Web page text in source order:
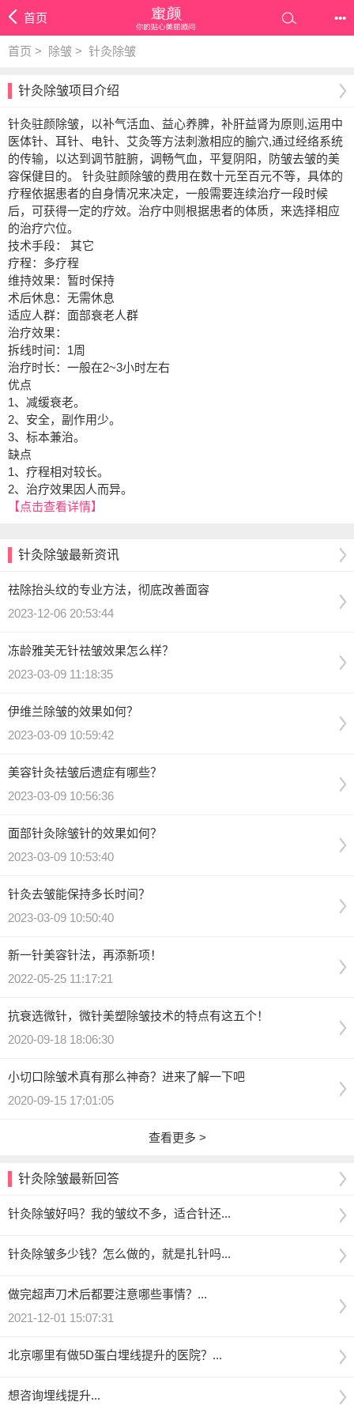
首页 •••
首页 > 除皱 > 针灸除皱
针灸除皱项目介绍
针灸驻颜除皱，以补气活血、益心养脾，补肝益肾为原则,运用中
医体针、耳针、电针、艾灸等方法刺激相应的腧穴,通过经络系统
的传输，以达到调节脏腑，调畅气血，平复阴阳，防皱去皱的美
容保健目的。 针灸驻颜除皱的费用在数十元至百元不等，具体的
疗程依据患者的自身情况来决定，一般需要连续治疗一段时候
后，可获得一定的疗效。治疗中则根据患者的体质，来选择相应
的治疗穴位。
技术手段： 其它
疗程：多疗程
维持效果：暂时保持
术后休息：无需休息
适应人群：面部衰老人群
治疗效果：
拆线时间：1周
治疗时长：一般在2~3小时左右
优点
1、减缓衰老。
2、安全，副作用少。
3、标本兼治。
缺点
1、疗程相对较长。
2、治疗效果因人而异。
【点击查看详情】
针灸除皱最新资讯
祛除抬头纹的专业方法，彻底改善面容
2023-12-06 20:53:44
冻龄雅芙无针祛皱效果怎么样？
2023-03-09 11:18:35
伊维兰除皱的效果如何？
2023-03-09 10:59:42
美容针灸祛皱后遗症有哪些？
2023-03-09 10:56:36
面部针灸除皱针的效果如何？
2023-03-09 10:53:40
针灸去皱能保持多长时间？
2023-03-09 10:50:40
新一针美容针法，再添新项！
2022-05-25 11:17:21
抗衰选微针，微针美塑除皱技术的特点有这五个！
2020-09-18 18:06:30
小切口除皱术真有那么神奇？进来了解一下吧
2020-09-15 17:01:05
查看更多 >
针灸除皱最新回答
针灸除皱好吗？我的皱纹不多，适合针还...
针灸除皱多少钱？怎么做的，就是扎针吗...
做完超声刀术后都要注意哪些事情？...
2021-12-01 15:07:31
北京哪里有做5D蛋白埋线提升的医院？...
想咨询埋线提升...